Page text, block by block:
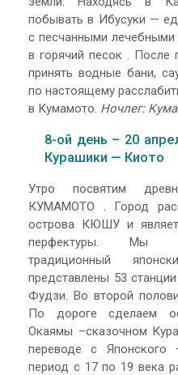
побывать в Ибусуки —
с песчанными
в горячий песок . После
принять водные бани,
по настоящему
в Кумамото. Ночлег:
8-ой день – 20
Курашики — Киото
Утро посвятим
КУМАМОТО . Город
острова КЮШУ и
перфектуры. Мы
традиционный
представлены 53
Фудзи. Во второй
По дороге сделаем
Окаямы –сказочном
переводе с
период с 17 по 19 века